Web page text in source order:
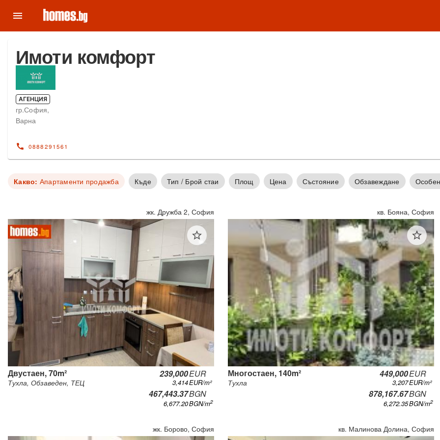
menu
Имоти комфорт
АГЕНЦИЯ
гр.София,
Варна
call 0888291561
Какво: Апартаменти продажба Къде Тип / Брой стаи Площ Цена Състояние Обзавеждане
жк. Дружба 2, София
star_outline
Двустаен, 70m²
Тухла, Обзаведен, ТЕЦ
239,000EUR
3,414EUR/m²
467,443.37BGN
6,677.20BGN/m2
кв. Бояна, София
star_outline
Многостаен, 140m²
Тухла
449,000EUR
3,207EUR/m²
878,167.67BGN
6,272.35BGN/m2
жк. Борово, София кв. Малинова Долина, София